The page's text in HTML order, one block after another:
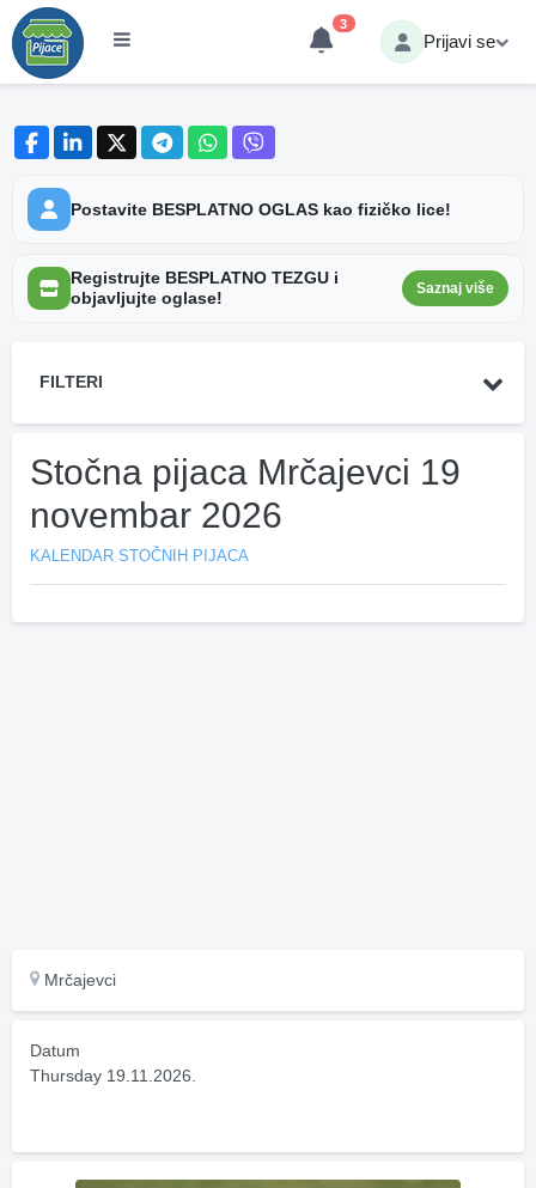
3
Prijavi se
Postavite BESPLATNO OGLAS kao fizičko lice!
Registrujte BESPLATNO TEZGU i
objavljujte oglase!
Saznaj više
FILTERI
Stočna pijaca Mrčajevci 19
novembar 2026
KALENDAR STOČNIH PIJACA
Mrčajevci
Datum
Thursday 19.11.2026.